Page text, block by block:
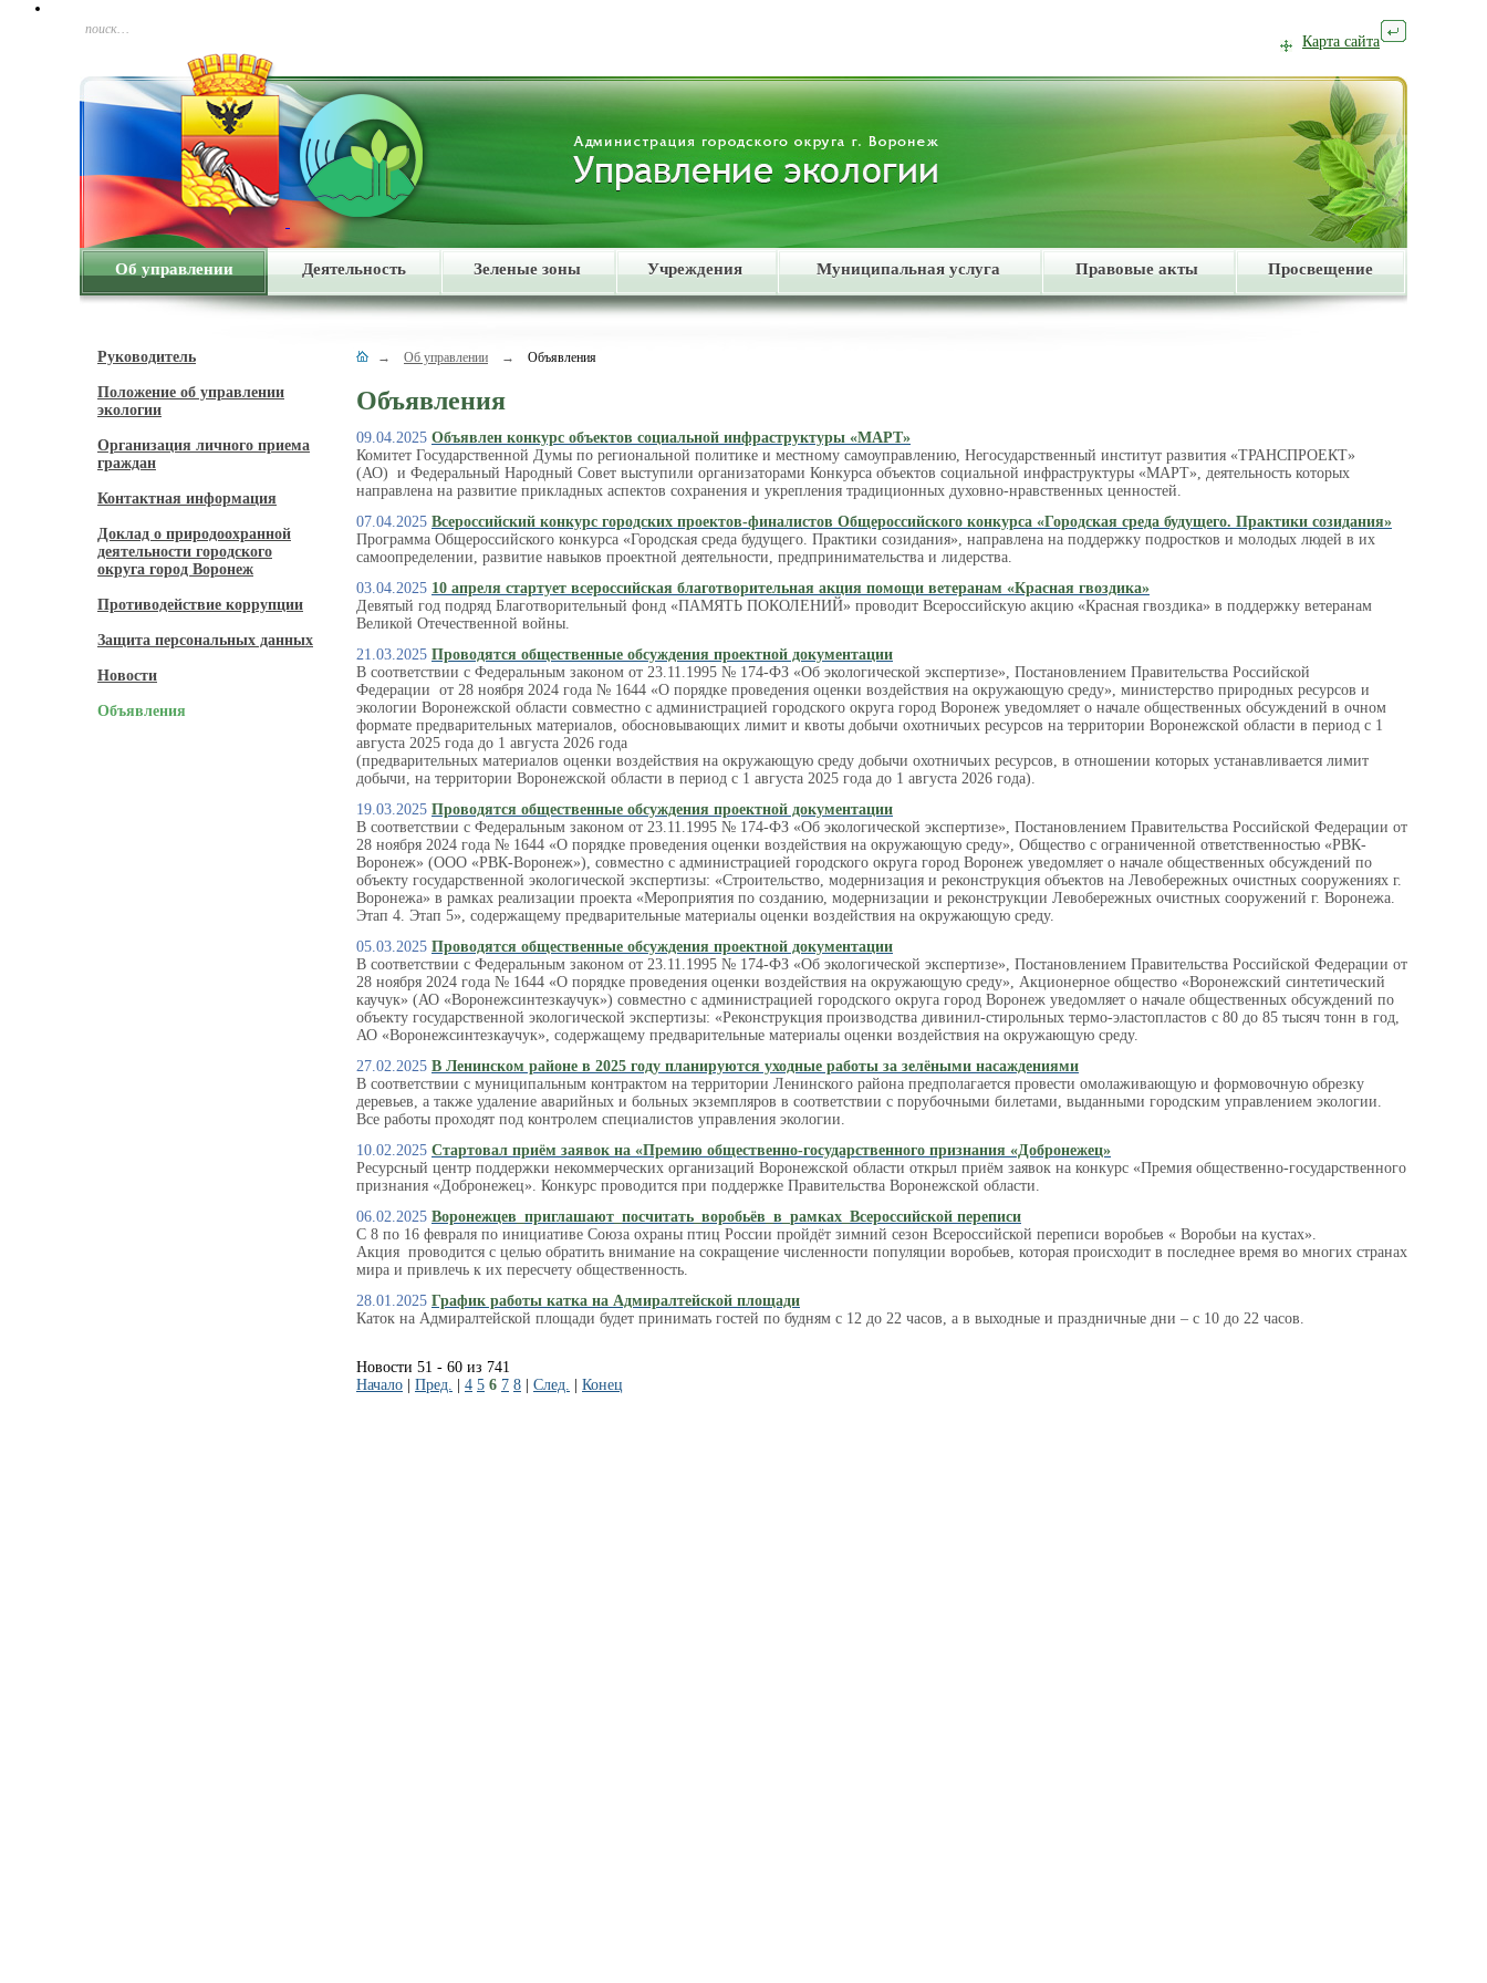
Карта сайта
поиск…
Об управлении Деятельность Зеленые зоны Учреждения Муниципальная услуга Правовые акты Просвещение
Руководитель
Положение об управлении
экологии
Организация личного приема
граждан
Контактная информация
Доклад о природоохранной
деятельности городского
округа город Воронеж
Противодействие коррупции
Защита персональных данных
Новости
Объявления
→ Об управлении → Объявления
Объявления
09.04.2025 Объявлен конкурс объектов социальной инфраструктуры «МАРТ»
Комитет Государственной Думы по региональной политике и местному самоуправлению, Негосударственный институт развития «ТРАНСПРОЕКТ»
(АО) и Федеральный Народный Совет выступили организаторами Конкурса объектов социальной инфраструктуры «МАРТ», деятельность которых
направлена на развитие прикладных аспектов сохранения и укрепления традиционных духовно-нравственных ценностей.
07.04.2025 Всероссийский конкурс городских проектов-финалистов Общероссийского конкурса «Городская среда будущего. Практики созидания»
Программа Общероссийского конкурса «Городская среда будущего. Практики созидания», направлена на поддержку подростков и молодых людей в их
самоопределении, развитие навыков проектной деятельности, предпринимательства и лидерства.
03.04.2025 10 апреля стартует всероссийская благотворительная акция помощи ветеранам «Красная гвоздика»
Девятый год подряд Благотворительный фонд «ПАМЯТЬ ПОКОЛЕНИЙ» проводит Всероссийскую акцию «Красная гвоздика» в поддержку ветеранам
Великой Отечественной войны.
21.03.2025 Проводятся общественные обсуждения проектной документации
В соответствии с Федеральным законом от 23.11.1995 № 174-ФЗ «Об экологической экспертизе», Постановлением Правительства Российской
Федерации от 28 ноября 2024 года № 1644 «О порядке проведения оценки воздействия на окружающую среду», министерство природных ресурсов и
экологии Воронежской области совместно с администрацией городского округа город Воронеж уведомляет о начале общественных обсуждений в очном
формате предварительных материалов, обосновывающих лимит и квоты добычи охотничьих ресурсов на территории Воронежской области в период с 1
августа 2025 года до 1 августа 2026 года
(предварительных материалов оценки воздействия на окружающую среду добычи охотничьих ресурсов, в отношении которых устанавливается лимит
добычи, на территории Воронежской области в период с 1 августа 2025 года до 1 августа 2026 года).
19.03.2025 Проводятся общественные обсуждения проектной документации
В соответствии с Федеральным законом от 23.11.1995 № 174-ФЗ «Об экологической экспертизе», Постановлением Правительства Российской Федерации от
28 ноября 2024 года № 1644 «О порядке проведения оценки воздействия на окружающую среду», Общество с ограниченной ответственностью «РВК-
Воронеж» (ООО «РВК-Воронеж»), совместно с администрацией городского округа город Воронеж уведомляет о начале общественных обсуждений по
объекту государственной экологической экспертизы: «Строительство, модернизация и реконструкция объектов на Левобережных очистных сооружениях г.
Воронежа» в рамках реализации проекта «Мероприятия по созданию, модернизации и реконструкции Левобережных очистных сооружений г. Воронежа.
Этап 4. Этап 5», содержащему предварительные материалы оценки воздействия на окружающую среду.
05.03.2025 Проводятся общественные обсуждения проектной документации
В соответствии с Федеральным законом от 23.11.1995 № 174-ФЗ «Об экологической экспертизе», Постановлением Правительства Российской Федерации от
28 ноября 2024 года № 1644 «О порядке проведения оценки воздействия на окружающую среду», Акционерное общество «Воронежский синтетический
каучук» (АО «Воронежсинтезкаучук») совместно с администрацией городского округа город Воронеж уведомляет о начале общественных обсуждений по
объекту государственной экологической экспертизы: «Реконструкция производства дивинил-стирольных термо-эластопластов с 80 до 85 тысяч тонн в год,
АО «Воронежсинтезкаучук», содержащему предварительные материалы оценки воздействия на окружающую среду.
27.02.2025 В Ленинском районе в 2025 году планируются уходные работы за зелёными насаждениями
В соответствии с муниципальным контрактом на территории Ленинского района предполагается провести омолаживающую и формовочную обрезку
деревьев, а также удаление аварийных и больных экземпляров в соответствии с порубочными билетами, выданными городским управлением экологии.
Все работы проходят под контролем специалистов управления экологии.
10.02.2025 Стартовал приём заявок на «Премию общественно-государственного признания «Добронежец»
Ресурсный центр поддержки некоммерческих организаций Воронежской области открыл приём заявок на конкурс «Премия общественно-государственного
признания «Добронежец». Конкурс проводится при поддержке Правительства Воронежской области.
06.02.2025 Воронежцев_приглашают_посчитать_воробьёв_в_рамках_Всероссийской переписи
С 8 по 16 февраля по инициативе Союза охраны птиц России пройдёт зимний сезон Всероссийской переписи воробьев « Воробьи на кустах».
Акция проводится с целью обратить внимание на сокращение численности популяции воробьев, которая происходит в последнее время во многих странах
мира и привлечь к их пересчету общественность.
28.01.2025 График работы катка на Адмиралтейской площади
Каток на Адмиралтейской площади будет принимать гостей по будням с 12 до 22 часов, а в выходные и праздничные дни – с 10 до 22 часов.
Новости 51 - 60 из 741
Начало
Пред. 4 5 6 7 8 След. Конец